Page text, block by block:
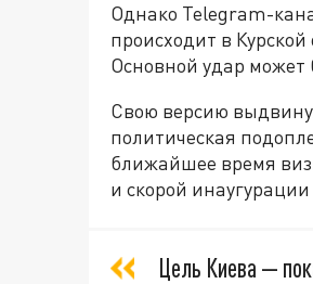
Однако Telegram-
происходит в
Основной удар может
Свою версию
политическая
ближайшее время
и скорой
Цель Киева —